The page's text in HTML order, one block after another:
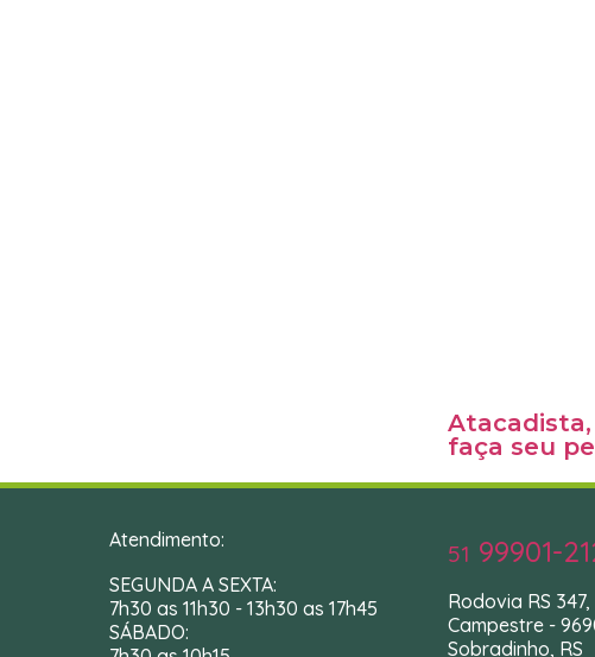
faça seu
Atendimento:
SEGUNDA A SEXTA:
7h30 as 11h30 - 13h30 as 17h45
SÁBADO:
51 99901-
Rodovia RS
Campestre -
Sobradinho, RS